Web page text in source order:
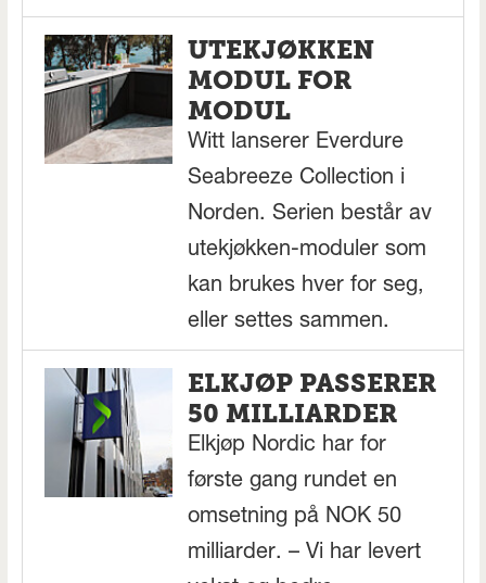
UTEKJØKKEN
MODUL FOR
MODUL
Witt lanserer Everdure
Seabreeze Collection i
Norden. Serien består av
utekjøkken-moduler som
kan brukes hver for seg,
eller settes sammen.
ELKJØP PASSERER
50 MILLIARDER
Elkjøp Nordic har for
første gang rundet en
omsetning på NOK 50
milliarder. – Vi har levert